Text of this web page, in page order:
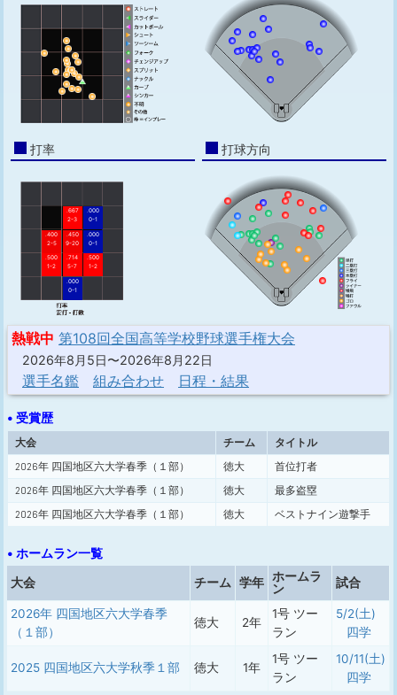
打率
.667
2-3
.000
0-1
.400
2-5
.450
9-20
.000
0-1
.500
1-2
.714
5-7
.500
1-2
.000
0-1
打球方向
熱戦中 第108回全国高等学校野球選手権大会
2026年8月5日〜2026年8月22日
選手名鑑 組み合わせ 日程・結果
• 受賞歴
大会 チーム
タイトル
2026年 四国地区六大学春季（１部）
徳大
首位打者
2026年 四国地区六大学春季（１部）
徳大
最多盗塁
2026年 四国地区六大学春季（１部）
徳大 ベストナイン遊撃手
• ホームラン一覧
大会 チーム 学年 ホームラ
ン
試合
2026年 四国地区六大学春季
（１部）
徳大 2年
1号 ツー
ラン
5/2(土)
四学
2025 四国地区六大学秋季１部 徳大 1年
1号 ツー
ラン
10/11(土)
四学